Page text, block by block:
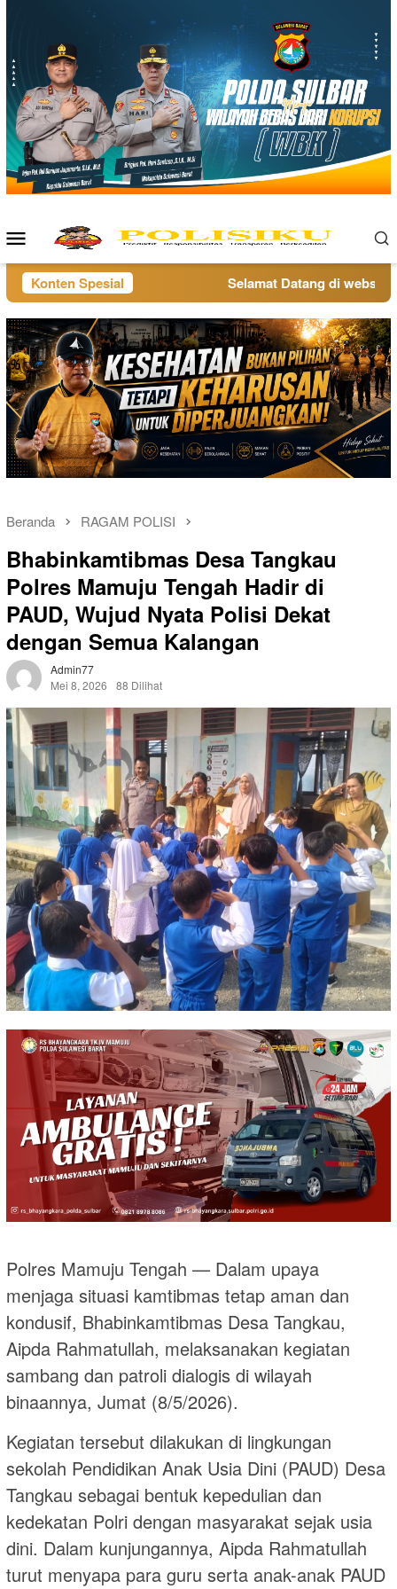
Menu
Mobile
Konten Spesial Selamat Datang di website
Beranda RAGAM POLISI
Bhabinkamtibmas Desa Tangkau
Polres Mamuju Tengah Hadir di
PAUD, Wujud Nyata Polisi Dekat
dengan Semua Kalangan
Admin77
Mei 8, 2026
88 Dilihat
Polres Mamuju Tengah — Dalam upaya
menjaga situasi kamtibmas tetap aman dan
kondusif, Bhabinkamtibmas Desa Tangkau,
Aipda Rahmatullah, melaksanakan kegiatan
sambang dan patroli dialogis di wilayah
binaannya, Jumat (8/5/2026).
Kegiatan tersebut dilakukan di lingkungan
sekolah Pendidikan Anak Usia Dini (PAUD) Desa
Tangkau sebagai bentuk kepedulian dan
kedekatan Polri dengan masyarakat sejak usia
dini. Dalam kunjungannya, Aipda Rahmatullah
turut menyapa para guru serta anak-anak PAUD